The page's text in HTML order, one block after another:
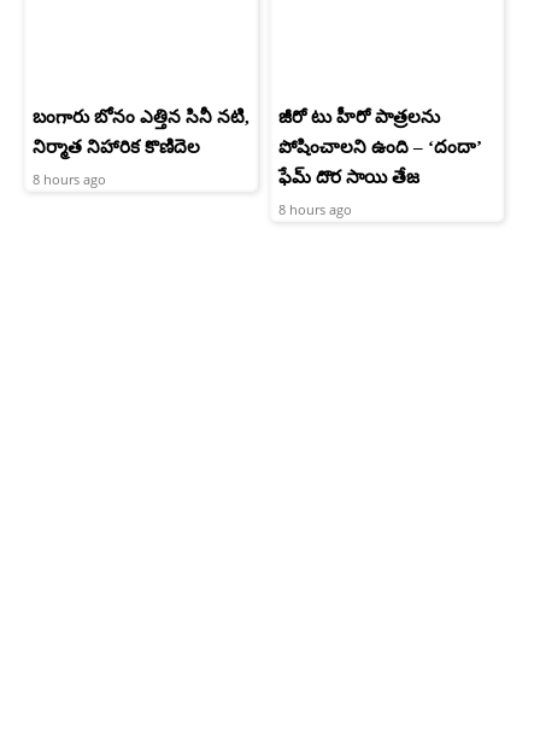
బంగారు బోనం ఎత్తిన సినీ నటి,
నిర్మాత నిహారిక కొణిదెల
8 hours ago
జీరో టు హీరో పాత్రలను
పోషించాలని ఉంది – ‘దందా’
ఫేమ్ దొర సాయి తేజ
8 hours ago